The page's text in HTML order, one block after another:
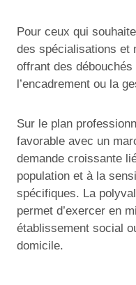
Pour ceux qui
des spécialisations et
offrant des
l’encadrement ou la
Sur le plan
favorable avec un
demande croissante
population et à la
spécifiques. La
permet d’exercer en
établissement social
domicile.